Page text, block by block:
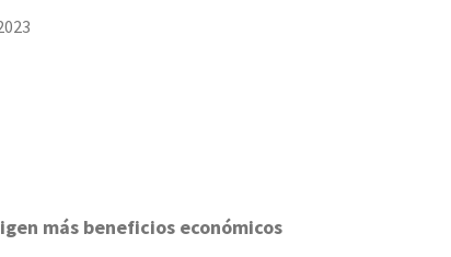
más beneficios económicos